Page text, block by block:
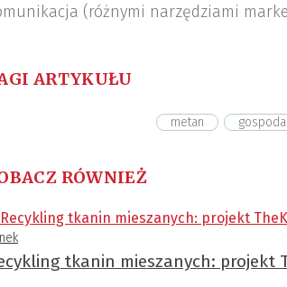
(różnymi narzędziami
ARTYKUŁU
metan
RÓWNIEŻ
tkanin mieszanych: projekt